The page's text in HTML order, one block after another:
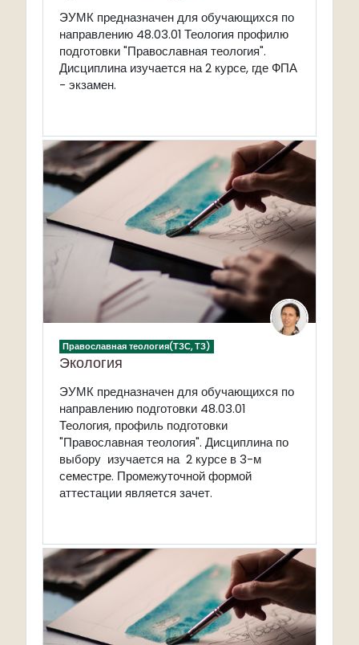
ЭУМК предназначен для обучающихся по
направлению 48.03.01 Теология профилю
подготовки "Православная теология".
Дисциплина изучается на 2 курсе, где ФПА
- экзамен.
Православная теология(ТЗС, ТЗ)
Экология
ЭУМК предназначен для обучающихся по
направлению подготовки 48.03.01
Теология, профиль подготовки
"Православная теология". Дисциплина по
выбору изучается на 2 курсе в 3-м
семестре. Промежуточной формой
аттестации является зачет.